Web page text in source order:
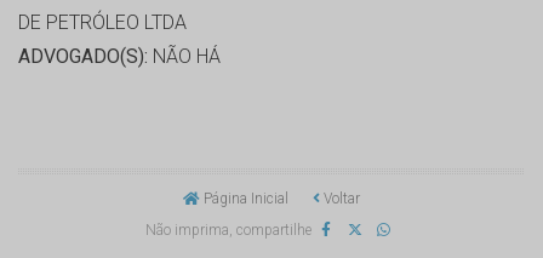
DE PETRÓLEO LTDA
ADVOGADO(S): NÃO HÁ
Página Inicial
Voltar
Não imprima, compartilhe